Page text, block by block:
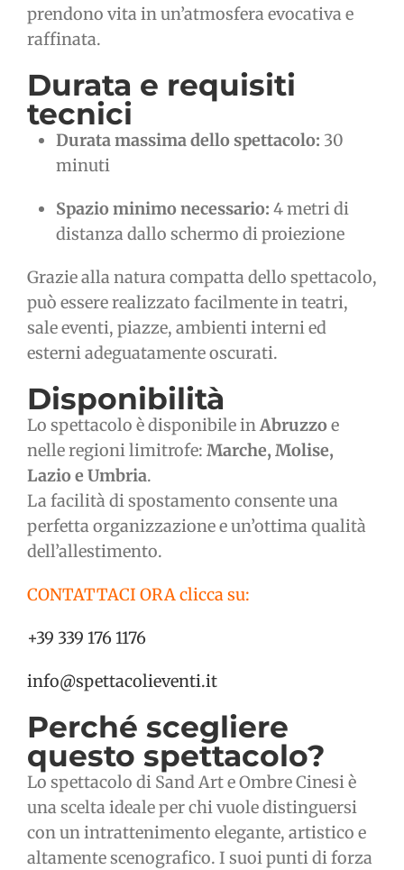
prendono vita in un’atmosfera evocativa e
raffinata.
Durata e requisiti
tecnici
Durata massima dello spettacolo: 30
minuti
Spazio minimo necessario: 4 metri di
distanza dallo schermo di proiezione
Grazie alla natura compatta dello spettacolo,
può essere realizzato facilmente in teatri,
sale eventi, piazze, ambienti interni ed
esterni adeguatamente oscurati.
Disponibilità
Lo spettacolo è disponibile inAbruzzoe
nelle regioni limitrofe: Marche, Molise,
Lazio e Umbria.
La facilità di spostamento consente una
perfetta organizzazione e un’ottima qualità
dell’allestimento.
CONTATTACI ORA clicca su:
+39 339 176 1176
info@spettacolieventi.it
Perché scegliere
questo spettacolo?
Lo spettacolo di Sand Art e Ombre Cinesi è
una scelta ideale per chi vuole distinguersi
con un intrattenimento elegante, artistico e
altamente scenografico. I suoi punti di forza